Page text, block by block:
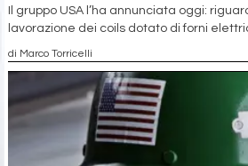
Il gruppo USA l’ha annunciata oggi:
lavorazione dei coils dotato di forni
di Marco Torricelli